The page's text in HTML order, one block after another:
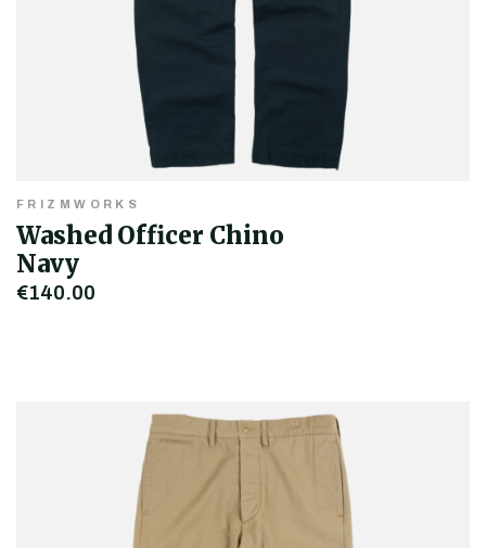
FRIZMWORKS
Washed Officer Chino
Navy
€140,00